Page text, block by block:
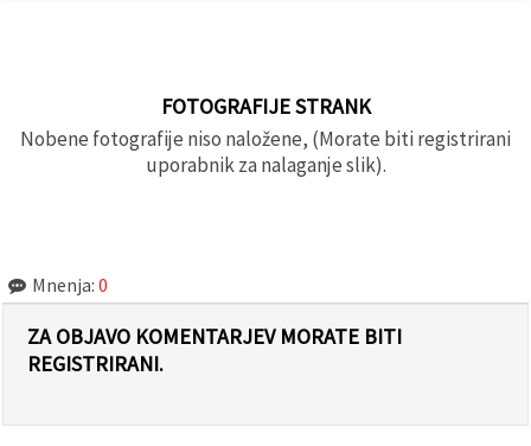
FOTOGRAFIJE STRANK
Nobene fotografije niso naložene, (Morate biti registrirani
uporabnik za nalaganje slik).
Mnenja: 0
ZA OBJAVO KOMENTARJEV MORATE BITI
REGISTRIRANI.